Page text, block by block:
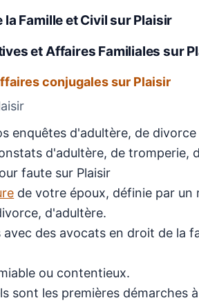
la Famille et Civilsur Plaisir
et Affaires Familiales sur
conjugales sur Plaisir
enquêtes d'adultère, de
d'adultère, de tromperie,
faute sur Plaisir
de votre époux, définie par
d'adultère.
des avocats en droit de la
ou contentieux.
sont les premières démarches